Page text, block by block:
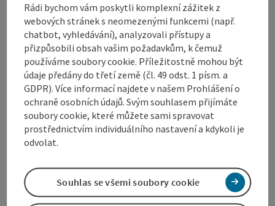
Kruhový objezd Sauguat zajišťuje dobrou atmosféru.
Vzdálenost pěší chůze je přibližně 2 hodiny a 8
kilometrů. Tato trasa je velmi vhodná i pro chůzi s
kočárky. Využít ji mohou také cyklisté a pěší turisté.
PřipravilGisdat.
Informace o túře a trase
Rádi bychom vám poskytli komplexní zážitek z
webových stránek s neomezenými funkcemi (např.
chatbot, vyhledávání), analyzovali přístupy a
přizpůsobili obsah vašim požadavkům, k čemuž
používáme soubory cookie. Příležitostně mohou být
údaje předány do třetí země (čl. 49 odst. 1 písm. a
GDPR). Více informací najdete v našem Prohlášení o
ochraně osobních údajů. Svým souhlasem přijímáte
soubory cookie, které můžete sami spravovat
prostřednictvím individuálního nastavení a kdykoli je
odvolat.
Souhlas se všemi soubory cookie